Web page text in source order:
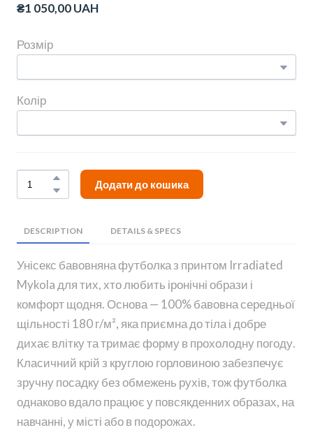
₴1 050,00 UAH
Розмір
Колір
Додати до кошика
DESCRIPTION DETAILS & SPECS
Унісекс бавовняна футболка з принтом Irradiated
Mykola для тих, хто любить іронічні образи і
комфорт щодня. Основа — 100% бавовна середньої
щільності 180 г/м², яка приємна до тіла і добре
дихає влітку та тримає форму в прохолодну погоду.
Класичний крій з круглою горловиною забезпечує
зручну посадку без обмежень рухів, тож футболка
однаково вдало працює у повсякденних образах, на
навчанні, у місті або в подорожах.